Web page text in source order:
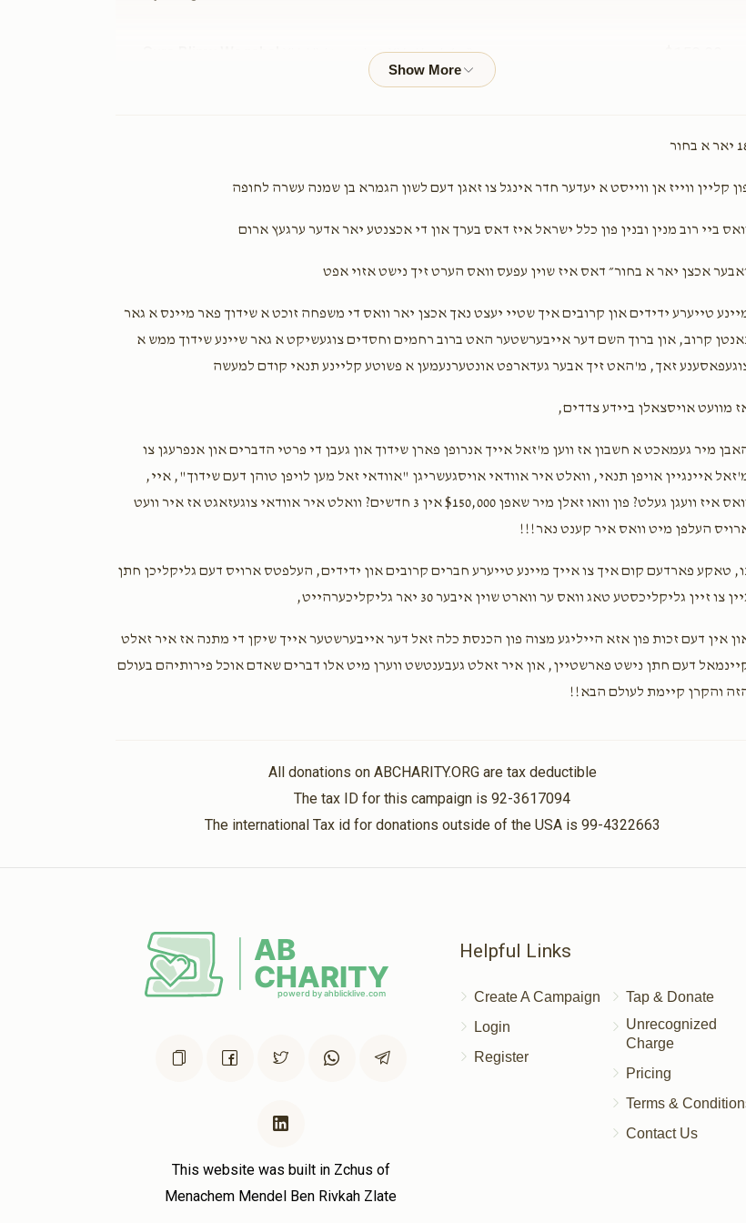
Yidel lichtenstein & Yida Hersh (zvi)
$20.00
$18.00
Yidel Yidel lichtenstein & Yida Hersh (zvi) $190.00
א בחור
קליין ווייז אן ווייסט א יעדער חדר אינגל צו זאגן דעם לשון הגמרא בן שמנה עשרה לחופה
ביי רוב מנין ובנין פון כלל ישראל איז דאס בערך און די אכצנטע יאר אדער ערגעץ ארום
אכצן יאר א בחור״ דאס איז שוין עפעס וואס הערט זיך נישט אזוי אפט
טייערע ידידים און קרובים איך שטיי יעצט נאך אכצן יאר וואס די משפחה זוכט א שידוך פאר מיינס א גאר
קרוב, און ברוך השם דער אייבערשטער האט ברוב רחמים וחסדים צוגעשיקט א גאר שיינע שידוך ממש א
זאך, מ'האט זיך אבער געדארפט אונטערנעמען א פשוטע קליינע תנאי קודם למעשה
מוועט אויסצאלן ביידע צדדים,
מיר געמאכט א חשבון אז ווען מ'זאל אייך אנרופן פארן שידוך און געבן די פרטי הדברים און אנפרעגן צו
איינגיין אויפן תנאי, וואלט איר אוודאי אויסגעשריגן "אוודאי זאל מען לויפן טוהן דעם שידוך", איי,
וואס איז וועגן געלט? פון וואו זאלן מיר שאפן $150,000 אין 3 חדשים? וואלט איר אוודאי צוגעזאגט אז איר וועט
העלפן מיט וואס איר קענט נאר!!!
טאקע פארדעם קום איך צו אייך מיינע טייערע חברים קרובים און ידידים, העלפטס ארויס דעם גליקליכן חתן
צו זיין גליקליכסטע טאג וואס ער ווארט שוין איבער 30 יאר גליקליכערהייט,
אין דעם זכות פון אזא הייליגע מצוה פון הכנסת כלה זאל דער אייבערשטער אייך שיקן די מתנה אז איר זאלט
דעם חתן נישט פארשטיין, און איר זאלט געבענטשט ווערן מיט אלו דברים שאדם אוכל פירותיהם בעולם
והקרן קיימת לעולם הבא!!
All donations on ABCHARITY.ORG are tax deductible
The tax ID for this campaign is 92-3617094
The international Tax id for donations outside of the USA is 99-4322663
This website was built in Zchus of
Menachem Mendel Ben Rivkah Zlate
Helpful Links
Create A Campaign
Login
Register
Tap & Donate
Unrecognized
Charge
Pricing
Terms &
Contact Us